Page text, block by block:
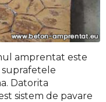
amprentat este
Datorita
sistem de pavare